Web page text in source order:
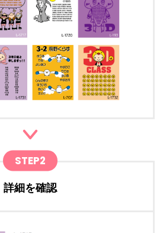
STEP2
詳細を確認